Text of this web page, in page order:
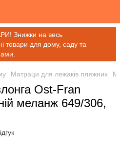
Знижки на весь
товари для дому, саду та
Матраци для лежаків пляжних
Ost-Fran
меланж 649/306,